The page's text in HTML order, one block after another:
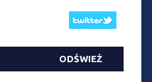
ODŚWIEŻ